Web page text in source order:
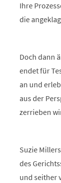
Ihre
die
Doch dann
endet für
an und
aus der
zerrieben
Suzie
des
und seither